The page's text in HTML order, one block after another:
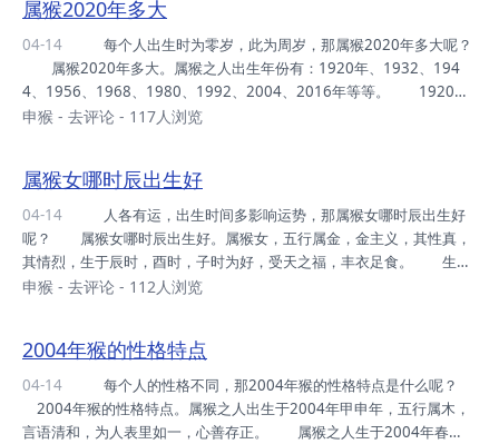
达，尽享荣华富贵。秋冬生人，利路亨通，生财有道，牛田有分，早年
劳碌，晚景兴旺。日生做事反复，一生辛苦，然财帛足用。夜生易恩中
招怨，然晚景兴隆多财。 属猴之人宜配属蛇、属鼠或属龙之人，此
为大吉之婚配，乃天作之...
属猴2020年多大
04-14
属猴2020年多大。属猴之人出生年份有：1920年、1932、194
4、1956、1968、1980、1992、2004、2016年等等。 1920年
出生属猴人，天性聪明，在2020年实岁100岁，虚岁101岁 1932
生属猴人，清秀机敏，在2020年实岁64岁，虚岁65岁 1968年出生
属猴人，温厚善良，在2020年实岁52岁，虚岁53岁 1980年出生属
猴人，为人实在，在2...
申猴 - 去评论 - 117人浏览
属猴女哪时辰出生好
04-14
呢？ 属猴女哪时辰出生好。属猴女，五行属金，金主义，其性真，
其情烈，生于辰时，酉时，子时为好，受天之福，丰衣足食。 生于
辰时，即7点至9点，相貌清秀，天生聪明，性格伶俐，为人温柔，自幼
脑灵活，作事按机，天生胆大，性格刚强，为人慷慨，一生得吉星高
照，配偶如意，相夫教子，多见吉昌。 生于子时，即1点至3点，身
强体壮，精力充沛，活泼明朗，性情温和，重信守义，婚姻多幸福，金
钱无缺，好运长久。中年偶有坎坷之时，然多...
申猴 - 去评论 - 112人浏览
2004年猴的性格特点
04-14
2004年猴的性格特点。属猴之人出生于2004年甲申年，五行属木，
言语清和，为人表里如一，心善存正。 属猴之人生于2004年春